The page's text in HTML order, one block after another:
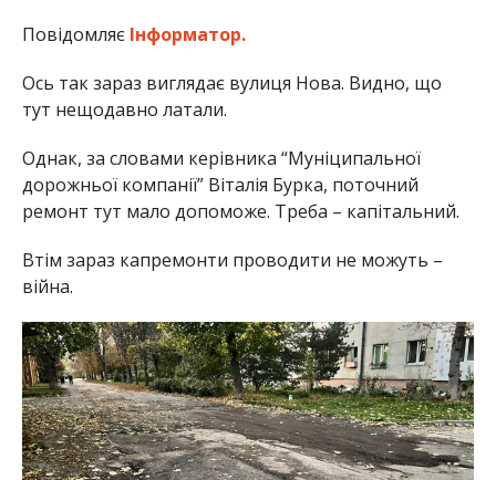
Повідомляє Інформатор.
Ось так зараз виглядає вулиця Нова. Видно, що
тут нещодавно латали.
Однак, за словами керівника “Муніципальної
дорожньої компанії” Віталія Бурка, поточний
ремонт тут мало допоможе. Треба – капітальний.
Втім зараз капремонти проводити не можуть –
війна.